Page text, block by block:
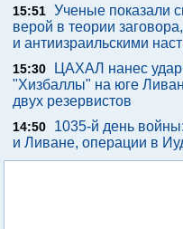
15:51 Ученые показали
верой в теории
и антиизраильскими
15:30
ЦАХАЛ нанес
"Хизбаллы" на юге
двух резервистов
14:50
1035-й день
и Ливане, операции в